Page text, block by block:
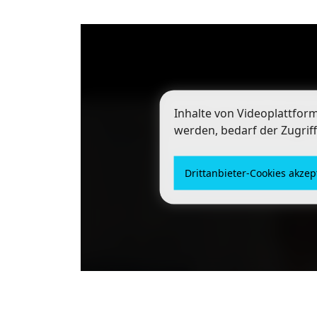
Inhalte von
werden, bedarf der
Drittanbieter-Cookies
Inhalte von
werden, bedarf der
Drittanbieter-Cookies